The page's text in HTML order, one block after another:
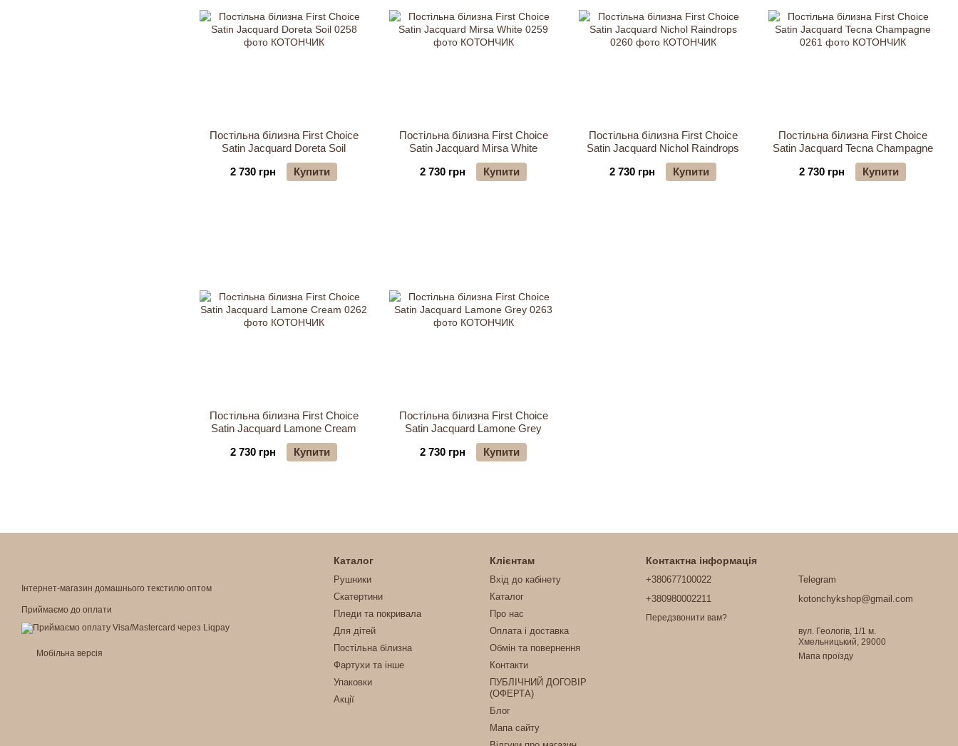
Постільна білизна First Choice
Satin Jacquard Doreta Soil
2 730 грн
Купити
Постільна білизна First Choice
Satin Jacquard Mirsa White
2 730 грн
Купити
Постільна білизна First Choice
Satin Jacquard Nichol Raindrops
2 730 грн
Купити
Постільна білизна First Choice
Satin Jacquard Tecna Champagne
2 730 грн
Купити
Постільна білизна First Choice
Satin Jacquard Lamone Cream
2 730 грн
Купити
Постільна білизна First Choice
Satin Jacquard Lamone Grey
2 730 грн
Купити
Інтернет-магазин домашнього текстилю оптом
Приймаємо до оплати
Мобільна версія
Каталог
Рушники
Скатертини
Пледи та покривала
Для дітей
Постільна білизна
Фартухи та інше
Упаковки
Акції
Клієнтам
Вхід до кабінету
Каталог
Про нас
Оплата і доставка
Обмін та повернення
Контакти
ПУБЛІЧНИЙ ДОГОВІР
(ОФЕРТА)
Блог
Мапа сайту
Контактна інформація
+380677100022
+380980002211
Передзвонити вам?
Telegram
kotonchykshop@gmail.com
вул. Геологів, 1/1 м.
Хмельницький, 29000
Мапа проїзду